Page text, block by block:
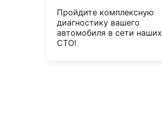
Пройдите комплексную
диагностику вашего
автомобиля в сети наших
СТО!